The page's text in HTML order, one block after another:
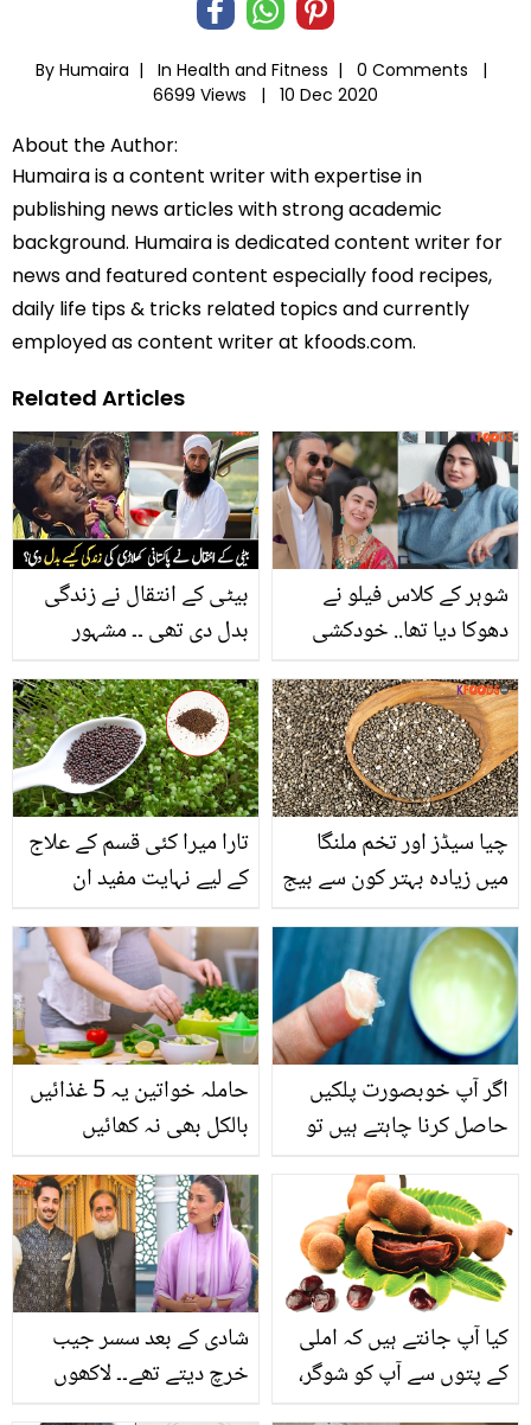
By Humaira | In Health and Fitness |
0 Comments |
6699 Views |
10 Dec 2020
About the Author:
Humaira is a content writer with expertise in
publishing news articles with strong academic
background. Humaira is dedicated content writer for
news and featured content especially food recipes,
daily life tips & tricks related topics and currently
employed as content writer at kfoods.com.
Related Articles
بیٹی کے انتقال نے زندگی
بدل دی تھی ۔۔ مشہور
نے تبلیغ کیوں شروع کی
تھی؟
شوہر کے کلاس فیلو نے
دھوکا دیا تھا.. خودکشی
جبار کے نئے انکشافات
تارا میرا کئی قسم کے علاج
کے لیے نہایت مفید ان
کیسے کرنا چاہیے اور ان کے
کیا فوائد ہیں؟
چیا سیڈز اور تخم ملنگا
میں زیادہ بہتر کون سے بیج
موسم میں چیا سیڈز
استعمال کرنے کا طریقہ اور
ان کے 5 زبردست فائدے
حاملہ خواتین یہ 5 غذائیں
بالکل بھی نہ کھائیں
اگر آپ خوبصورت پلکیں
حاصل کرنا چاہتے ہیں تو
آپ کی آنکھوں کی
خوبصورتی بڑھانے میں کام
آ سکتی ہے تاکہ آپ کی
آنکھیں بھی بن جائیں
جاذبِ نظر
شادی کے بعد سسر جیب
خرچ دیتے تھے۔۔ لاکھوں
کیا آپ جانتے ہیں کہ املی
کے پتوں سے آپ کو شوگر،